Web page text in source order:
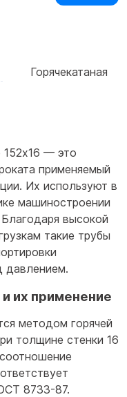
Горячекатаная
152x16 — это
применяемый
Их используют в
машиностроении
высокой
такие трубы
давлением.
их применение
методом горячей
толщине стенки 16
8733-87.